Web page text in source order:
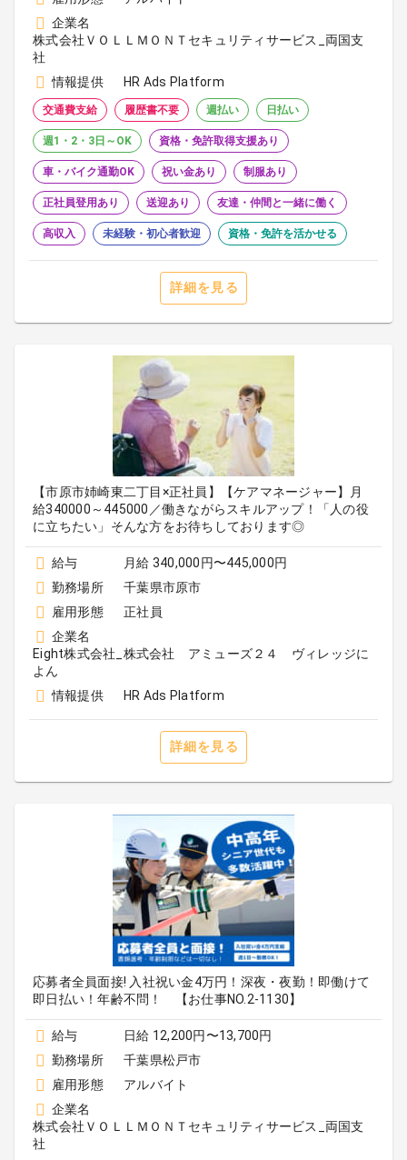
企業名
株式会社ＶＯＬＬＭＯＮＴセキュリティサービス_両国支
社
情報提供
HR Ads Platform
交通費支給 履歴書不要 週払い 日払い
週1・2・3日～OK 資格・免許取得支援あり
車・バイク通勤OK 祝い金あり 制服あり
正社員登用あり 送迎あり 友達・仲間と一緒に働く
高収入 未経験・初心者歓迎 資格・免許を活かせる
詳細を見る
【市原市姉崎東二丁目×正社員】【ケアマネージャー】月
給340000～445000／働きながらスキルアップ！「人の役
に立ちたい」そんな方をお待ちしております◎
給与
月給 340,000円〜445,000円
勤務場所
千葉県市原市
雇用形態
正社員
企業名
Eight株式会社_株式会社 アミューズ２４ ヴィレッジに
よん
情報提供
HR Ads Platform
詳細を見る
応募者全員面接! 入社祝い金4万円！深夜・夜勤！即働けて
即日払い！年齢不問！ 【お仕事NO.2-1130】
給与
日給 12,200円〜13,700円
勤務場所
千葉県松戸市
雇用形態
アルバイト
企業名
株式会社ＶＯＬＬＭＯＮＴセキュリティサービス_両国支
社